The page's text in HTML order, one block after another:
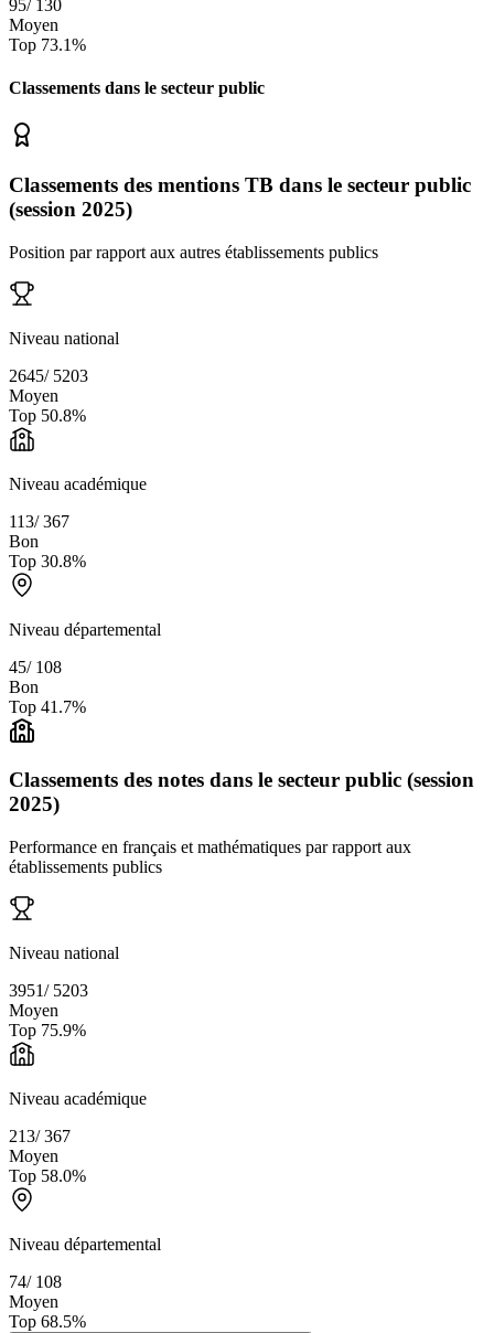
95/ 130
Moyen
Top 73.1%
Classements dans le secteur public
Classements des mentions TB dans le secteur public
(session 2025)
Position par rapport aux autres établissements publics
Niveau national
2645/ 5203
Moyen
Top 50.8%
Niveau académique
113/367
Bon
Top 30.8%
Niveau départemental
45/ 108
Bon
Top 41.7%
Classements des notes dans le secteur public (session
2025)
Performance en français et mathématiques par rapport aux
établissements publics
Niveau national
3951/ 5203
Moyen
Top 75.9%
Niveau académique
213/367
Moyen
Top 58.0%
Niveau départemental
74/ 108
Moyen
Top 68.5%